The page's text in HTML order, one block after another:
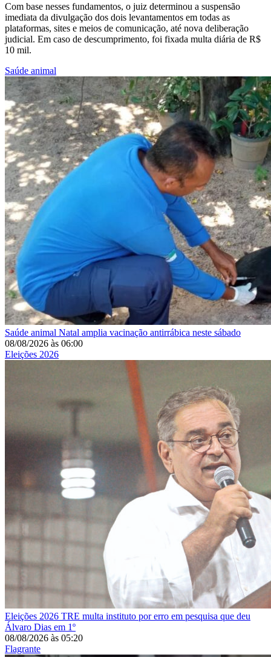
Com base nesses fundamentos, o juiz determinou a suspensão
imediata da divulgação dos dois levantamentos em todas as
plataformas, sites e meios de comunicação, até nova deliberação
judicial. Em caso de descumprimento, foi fixada multa diária de R$
10 mil.
Saúde animal
Saúde animal Natal amplia vacinação antirrábica neste sábado
08/08/2026 às 06:00
Eleições 2026
Eleições 2026 TRE multa instituto por erro em pesquisa que deu
Álvaro Dias em 1º
08/08/2026 às 05:20
Flagrante